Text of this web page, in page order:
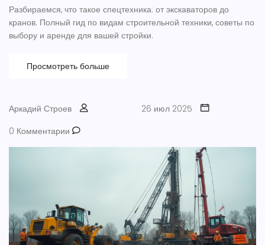
Разбираемся, что такое спецтехника: от экскаваторов до
кранов. Полный гид по видам строительной техники, советы по
выбору и аренде для вашей стройки.
Просмотреть больше
Аркадий Строев
26 июл 2025
0 Комментарии